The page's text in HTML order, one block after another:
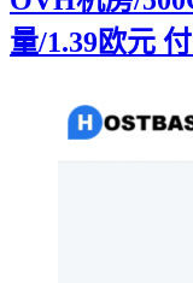
量/1.39欧元